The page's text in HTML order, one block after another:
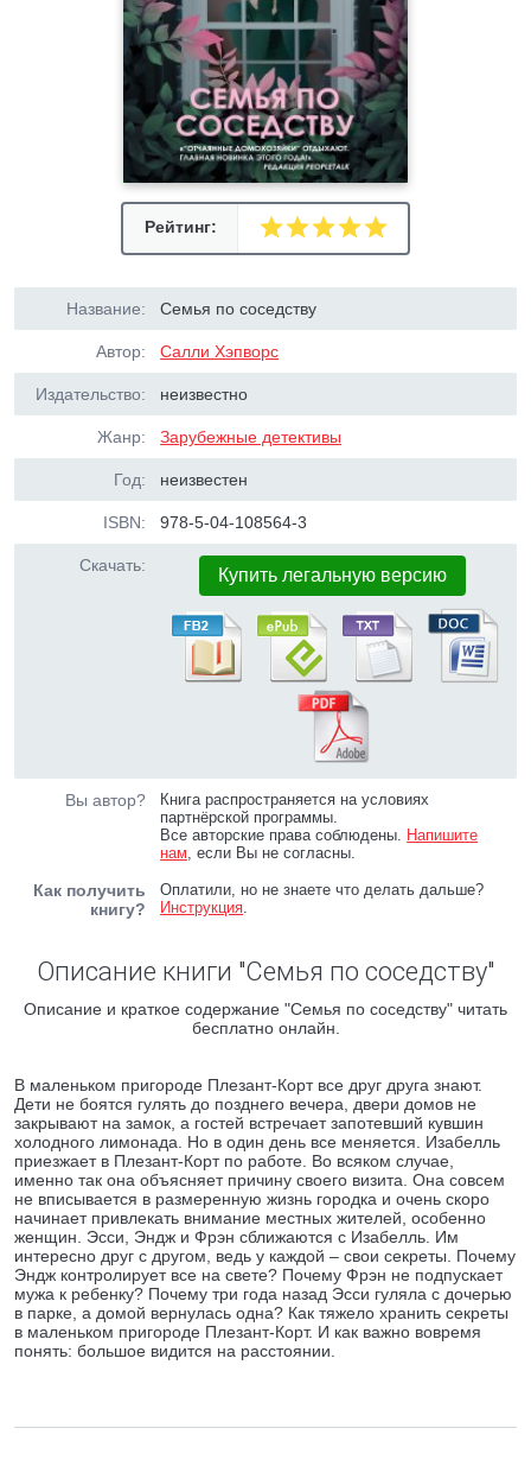
Рейтинг:
Название: Семья по соседству
Автор: Салли Хэпворс
Издательство: неизвестно
Жанр: Зарубежные детективы
Год: неизвестен
ISBN: 978-5-04-108564-3
Скачать: Купить легальную версию
Вы автор?
Книга распространяется на условиях
партнёрской программы.
Все авторские права соблюдены. Напишите
нам, если Вы не согласны.
Как получить
книгу?
Оплатили, но не знаете что делать дальше?
Инструкция.
Описание книги "Семья по соседству"
Описание и краткое содержание "Семья по соседству" читать
бесплатно онлайн.
В маленьком пригороде Плезант-Корт все друг друга знают.
Дети не боятся гулять до позднего вечера, двери домов не
закрывают на замок, а гостей встречает запотевший кувшин
холодного лимонада. Но в один день все меняется. Изабелль
приезжает в Плезант-Корт по работе. Во всяком случае,
именно так она объясняет причину своего визита. Она совсем
не вписывается в размеренную жизнь городка и очень скоро
начинает привлекать внимание местных жителей, особенно
женщин. Эсси, Эндж и Фрэн сближаются с Изабелль. Им
интересно друг с другом, ведь у каждой – свои секреты. Почему
Эндж контролирует все на свете? Почему Фрэн не подпускает
мужа к ребенку? Почему три года назад Эсси гуляла с дочерью
в парке, а домой вернулась одна? Как тяжело хранить секреты
в маленьком пригороде Плезант-Корт. И как важно вовремя
понять: большое видится на расстоянии.